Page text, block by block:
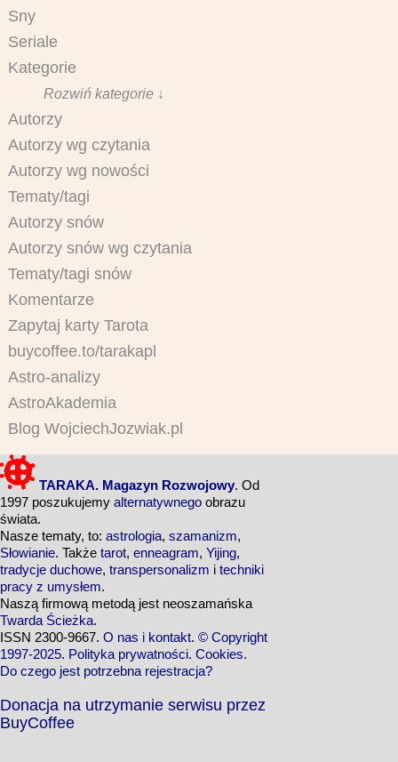
Sny
Seriale
Kategorie
Rozwiń kategorie ↓
Autorzy
Autorzy wg czytania
Autorzy wg nowości
Tematy/tagi
Autorzy snów
Autorzy snów wg czytania
Tematy/tagi snów
Komentarze
Zapytaj karty Tarota
buycoffee.to/tarakapl
Astro-analizy
AstroAkademia
Blog WojciechJozwiak.pl
TARAKA. Magazyn Rozwojowy. Od
1997 poszukujemy alternatywnego obrazu
świata.
Nasze tematy, to: astrologia, szamanizm,
Słowianie. Także tarot, enneagram, Yijing,
tradycje duchowe, transpersonalizm i techniki
pracy z umysłem.
Naszą firmową metodą jest neoszamańska
Twarda Ścieżka.
ISSN 2300-9667. O nas i kontakt. © Copyright
1997-2025. Polityka prywatności. Cookies.
Do czego jest potrzebna rejestracja?
Donacja na utrzymanie serwisu przez
BuyCoffee